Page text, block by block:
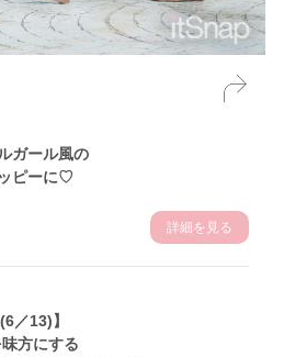
ガール風の
ピーに♡
詳細を見る
／13)】
方にする